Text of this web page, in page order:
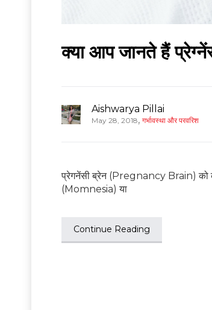
क्‍या आप जानते हैं
Aishwarya Pillai
May 28, 2018, गर्भावस्था और परवरिश
प्रेगनेंसी ब्रेन (Pregnancy Brain) को
(Momnesia) या
Continue Reading